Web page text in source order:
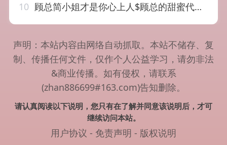
10 顾总简小姐才是你心上人$顾总的甜蜜代驾（80集）
声明：本站内容由网络自动抓取。本站不储存、复
制、传播任何文件，仅作个人公益学习，请勿非法
&商业传播。如有侵权，请联系
(zhan886699#163.com)告知删除。
请认真阅读以下说明，您只有在了解并同意该说明后，才可
继续访问本站。
用户协议 - 免责声明 - 版权说明